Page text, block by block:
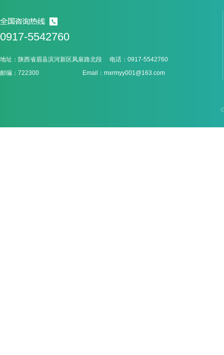
0917-5542760
地址：陕西省眉县滨河新区凤泉路北段 电话：0917-5542760
邮编：722300 Email：mxrmyy001@163.com